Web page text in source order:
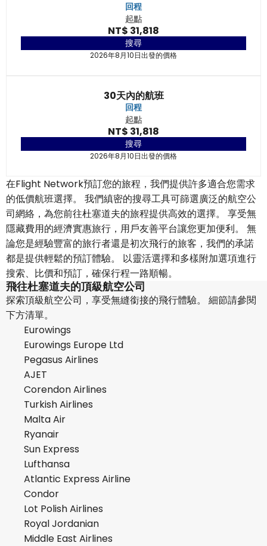
回程
起點
NT$ 31,818
搜尋
2026年8月10日出發的價格
30天內的航班
回程
起點
NT$ 31,818
搜尋
2026年8月10日出發的價格
在Flight Network預訂您的旅程，我們提供許多適合您需求
的低價航班選擇。 我們縝密的搜尋工具可篩選廣泛的航空公
司網絡，為您前往杜塞道夫的旅程提供高效的選擇。 享受無
隱藏費用的經濟實惠旅行，用戶友善平台讓您更加便利。 無
論您是經驗豐富的旅行者還是初次飛行的旅客，我們的承諾
都是提供輕鬆的預訂體驗。 以靈活選擇和多樣附加選項進行
搜索、比價和預訂，確保行程一路順暢。
飛往杜塞道夫的頂級航空公司
探索頂級航空公司，享受無縫銜接的飛行體驗。 細節請參閱
下方清單。
Eurowings
Eurowings Europe Ltd
Pegasus Airlines
AJET
Corendon Airlines
Turkish Airlines
Malta Air
Ryanair
Sun Express
Lufthansa
Atlantic Express Airline
Condor
Lot Polish Airlines
Royal Jordanian
Middle East Airlines